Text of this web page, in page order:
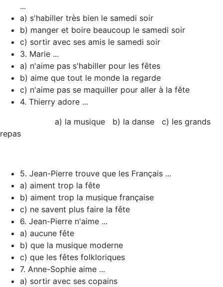
...
a) s'habiller très bien le samedi soir
b) manger et boire beaucoup le samedi soir
c) sortir avec ses amis le samedi soir
3. Marie ...
a) n'aime pas s'habiller pour les fêtes
b) aime que tout le monde la regarde
c) n'aime pas se maquiller pour aller à la fête
4. Thierry adore ...
a) la musique b) la danse c) les grands
repas
5. Jean-Pierre trouve que les Français ...
a) aiment trop la fête
b) aiment trop la musique française
c) ne savent plus faire la fête
6. Jean-Pierre n'aime ...
a) aucune fête
b) que la musique moderne
c) que les fêtes folkloriques
7. Anne-Sophie aime ...
a) sortir avec ses copains